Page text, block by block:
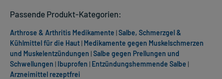
Passende Produkt-Kategorien:
Arthrose & Arthritis Medikamente |Salbe, Schmerzgel &
Kühlmittel für die Haut| Medikamente gegen Muskelschmerzen
und Muskelentzündungen |Salbe gegen Prellungen und
Schwellungen | Ibuprofen | Entzündungshemmende Salbe |
Arzneimittel rezeptfrei